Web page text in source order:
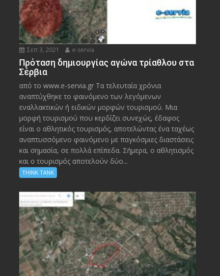
Σεπ 3, 2021 e-servia
Πρόταση δημιουργίας αγώνα τρίαθλου στα
Σέρβια
από το www.e-servia.gr Τα τελευταία χρόνια
αναπτύχθηκε το φαινόμενο των λεγόμενων
εναλλακτικών ή ειδικών μορφών τουρισμού. Μια
μορφή τουρισμού που κερδίζει συνεχώς, έδαφος
είναι ο αθλητικός τουρισμός, αποτελώντας ένα ταχέως
αναπτυσσόμενο φαινόμενο με παγκόσμιες διαστάσεις
και σημασία, σε πολλά επίπεδα. Σήμερα, ο αθλητισμός
και ο τουρισμός αποτελούν δύο...
THINK TANK